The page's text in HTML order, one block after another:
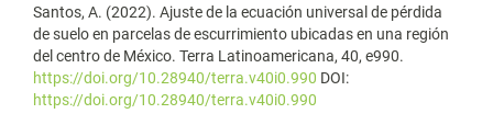
Santos, A. (2022). Ajuste de la ecuación universal de pérdida
de suelo en parcelas de escurrimiento ubicadas en una región
del centro de México. Terra Latinoamericana, 40, e990.
https://doi.org/10.28940/terra.v40i0.990 DOI:
https://doi.org/10.28940/terra.v40i0.990